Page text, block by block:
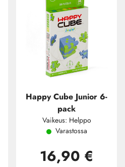
Happy Cube Junior 6-
pack
Vaikeus: Helppo
Varastossa
16,90 €